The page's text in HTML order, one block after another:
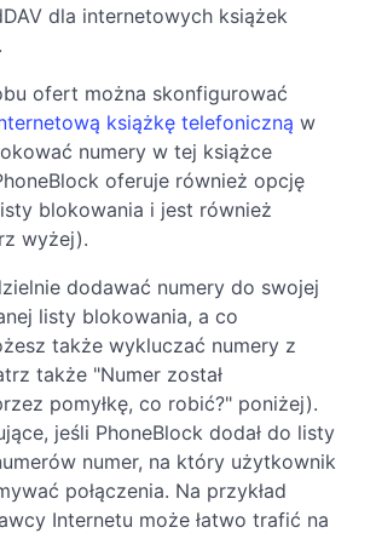
dla internetowych książek
ofert można skonfigurować
książkę telefoniczną w
numery w tej książce
oferuje również opcję
blokowania i jest również
wyżej).
dodawać numery do swojej
listy blokowania, a co
także wykluczać numery z
także "Numer został
pomyłkę, co robić?" poniżej).
jeśli PhoneBlock dodał do listy
numer, na który użytkownik
połączenia. Na przykład
Internetu może łatwo trafić na